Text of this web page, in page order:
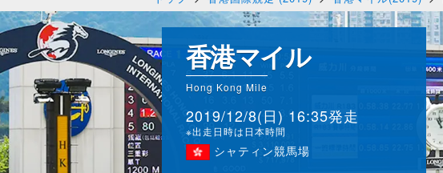
香港マイル
Hong Kong Mile
2019/12/8(日) 16:35発走
※出走日時は日本時間
シャティン競馬場